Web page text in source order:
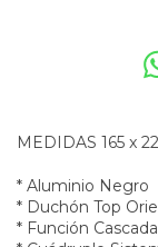
MEDIDAS 165 x 22
* Aluminio Negro
* Duchón Top
* Función Cascada